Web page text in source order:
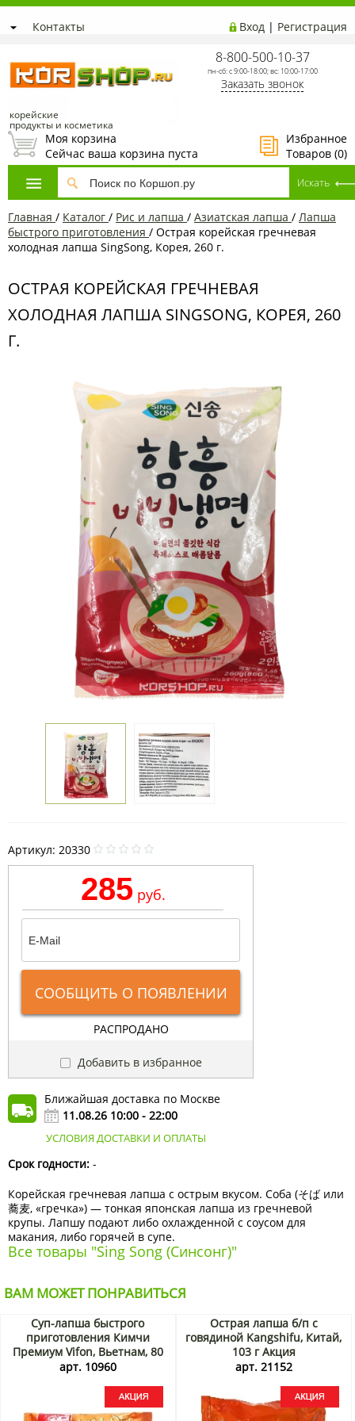
Контакты Вход | Регистрация
корейские
продукты и косметика
8-800-500-10-37
пн-сб: с 9:00-18:00; вс: 10:00-17:00
Заказать звонок
Избранное
Товаров (0)
Моя корзина
Сейчас ваша корзина пуста
Главная / Каталог / Рис и лапша / Азиатская лапша / Лапша
быстрого приготовления / Острая корейская гречневая
холодная лапша SingSong, Корея, 260 г.
ОСТРАЯ КОРЕЙСКАЯ ГРЕЧНЕВАЯ
ХОЛОДНАЯ ЛАПША SINGSONG, КОРЕЯ, 260
Г.
Артикул: 20330
285 руб.
СООБЩИТЬ О ПОЯВЛЕНИИ
РАСПРОДАНО
Добавить в избранное
Ближайшая доставка по Москве
11.08.26 10:00 - 22:00
УСЛОВИЯ ДОСТАВКИ И ОПЛАТЫ
Срок годности: -
Корейская гречневая лапша с острым вкусом. Соба (そば или
蕎麦, «гречка») — тонкая японская лапша из гречневой
крупы. Лапшу подают либо охлажденной с соусом для
макания, либо горячей в супе.
Все товары "Sing Song (Синсонг)"
ВАМ МОЖЕТ ПОНРАВИТЬСЯ
Суп-лапша быстрого
приготовления Кимчи
Премиум Vifon, Вьетнам, 80
г Акция
арт. 10960
Острая лапша б/п с
говядиной Kangshifu, Китай,
103 г Акция
арт. 21152